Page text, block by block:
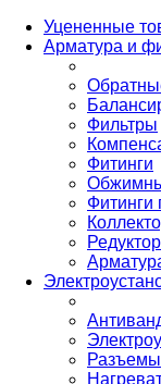
Уцененные
Арматура и
Фильтры
Фитинги
Фитинги